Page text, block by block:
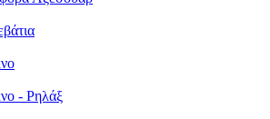
- Ρηλάξ